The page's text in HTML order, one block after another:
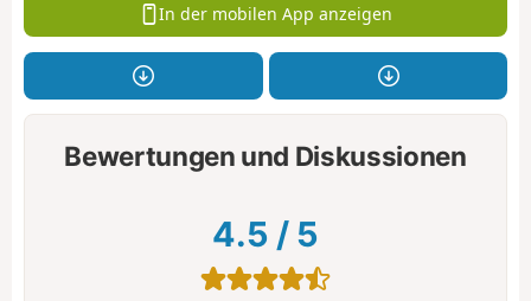
In der mobilen App anzeigen
Bewertungen und Diskussionen
4.5 / 5